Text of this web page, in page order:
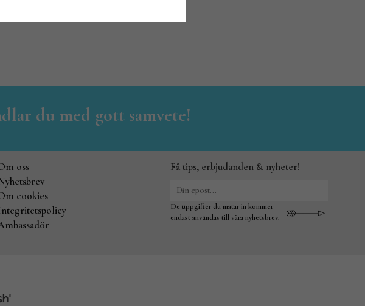
du med gott samvete!
oss
cookies
Få tips, erbjudanden & nyheter!
De uppgifter du matar in kommer
endast användas till våra nyhetsbrev.